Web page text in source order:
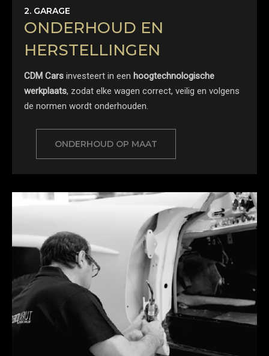
2. GARAGE
ONDERHOUD EN
HERSTELLINGEN
CDM Cars investeert in een hoogtechnologische
werkplaats, zodat elke wagen correct, veilig en volgens
de normen wordt onderhouden.
ONDERHOUD OP MAAT